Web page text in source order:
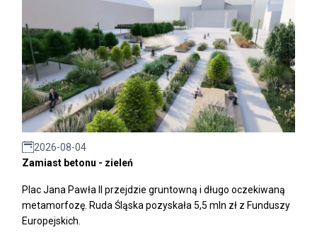
2026-08-04
Zamiast betonu - zieleń
Plac Jana Pawła II przejdzie gruntowną i długo oczekiwaną
metamorfozę. Ruda Śląska pozyskała 5,5 mln zł z Funduszy
Europejskich.